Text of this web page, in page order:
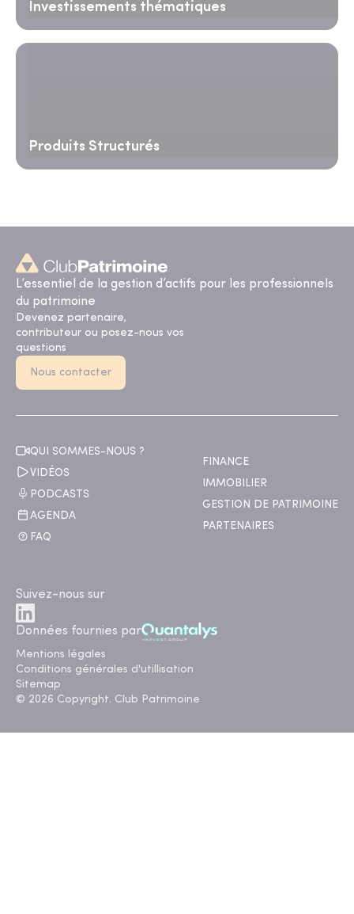
Investissements thématiques
Produits Structurés
L’essentiel de la gestion d’actifs pour les professionnels
du patrimoine
Devenez partenaire,
contributeur ou posez-nous vos
questions
Nous contacter
QUI SOMMES-NOUS ?
VIDÉOS
PODCASTS
AGENDA
FAQ
FINANCE
IMMOBILIER
GESTION DE PATRIMOINE
PARTENAIRES
Suivez-nous sur
Données fournies par
Mentions légales
Conditions générales d'utillisation
Sitemap
© 2026 Copyright. Club Patrimoine